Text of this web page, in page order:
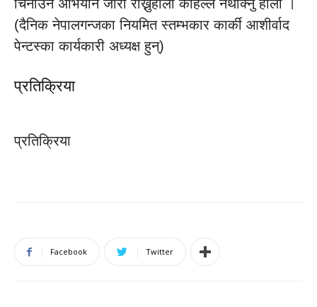
चिनाउने अभियान जारी राख्नुहोला कहिल्लै नथाक्नु होला ।
(दैनिक नेपालगन्जका नियमित स्तम्भकार कार्की आशीर्वाद
पेन्टस्का कार्यकारी अध्यक्ष हुन्)
प्रतिक्रिया
प्रतिक्रिया
Facebook Twitter